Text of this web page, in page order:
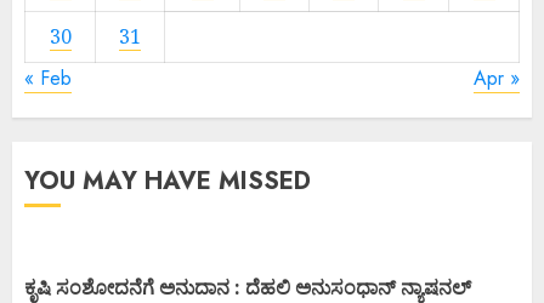
30
31
« Feb Apr »
YOU MAY HAVE MISSED
ಕೃಷಿ ಸಂಶೋದನೆಗೆ ಅನುದಾನ : ದೆಹಲಿ ಅನುಸಂಧಾನ್ ನ್ಯಾಷನಲ್